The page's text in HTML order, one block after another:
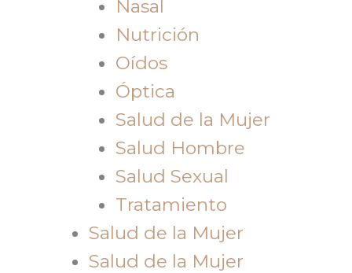
Nasal
Nutrición
Oídos
Óptica
Salud de la Mujer
Salud Hombre
Salud Sexual
Tratamiento
Salud de la Mujer
Salud de la Mujer